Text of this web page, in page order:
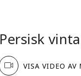
Persisk
VISA VIDEO AV